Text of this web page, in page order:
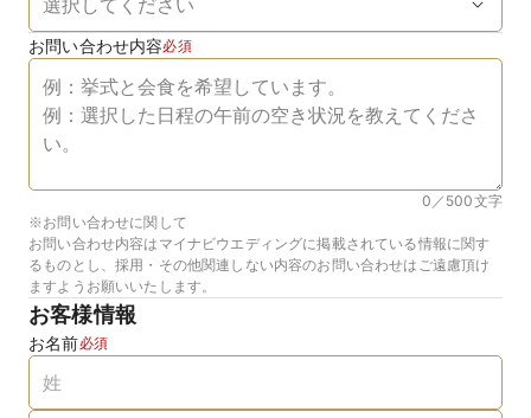
お問い合わせ内容必須
0／500文字
※お問い合わせに関して
お問い合わせ内容はマイナビウエディングに掲載されている情報に関す
るものとし、採用・その他関連しない内容のお問い合わせはご遠慮頂け
ますようお願いいたします。
お客様情報
お名前必須